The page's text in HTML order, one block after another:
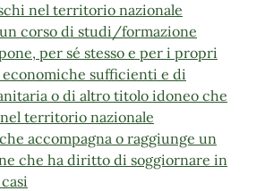
nel territorio nazionale
corso di studi/formazione
per sé stesso e per i propri
sufficienti e di
o di altro titolo idoneo che
territorio nazionale
accompagna o raggiunge un
che ha diritto di soggiornare in